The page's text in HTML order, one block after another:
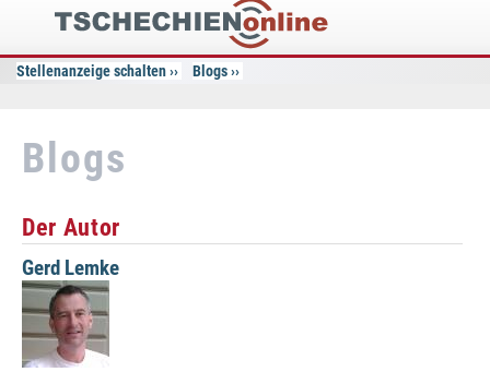
Tschechien
Online
Stellenanzeige schalten Blogs
Blogs
Der Autor
Gerd Lemke